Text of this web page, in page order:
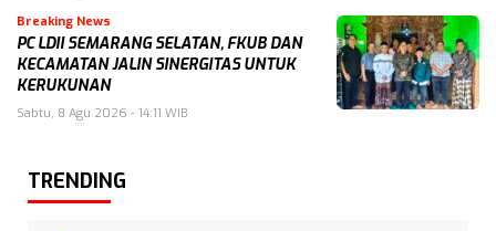
Breaking News
PC LDII SEMARANG SELATAN, FKUB DAN
KECAMATAN JALIN SINERGITAS UNTUK
KERUKUNAN
Sabtu, 8 Agu 2026 - 14:11 WIB
TRENDING